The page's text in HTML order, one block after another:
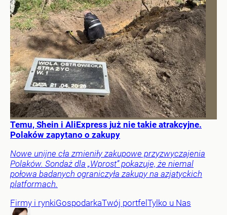
Temu, Shein i AliExpress już nie takie atrakcyjne.
Polaków zapytano o zakupy
Nowe unijne cła zmieniły zakupowe przyzwyczajenia
Polaków. Sondaż dla „Wprost” pokazuje, że niemal
połowa badanych ograniczyła zakupy na azjatyckich
platformach.
Firmy i rynkiGospodarkaTwój portfel Tylko u Nas